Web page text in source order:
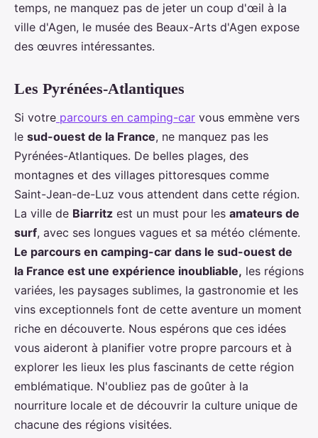
temps, ne manquez pas de jeter un coup d'œil à la
ville d'Agen, le musée des Beaux-Arts d'Agen expose
des œuvres intéressantes.
Les Pyrénées-Atlantiques
Si votre parcours en camping-car vous emmène vers
le sud-ouest de la France, ne manquez pas les
Pyrénées-Atlantiques. De belles plages, des
montagnes et des villages pittoresques comme
Saint-Jean-de-Luz vous attendent dans cette région.
La ville de Biarritz est un must pour les amateurs de
surf, avec ses longues vagues et sa météo clémente.
Le parcours en camping-car dans le sud-ouest de
la France est une expérience inoubliable, les régions
variées, les paysages sublimes, la gastronomie et les
vins exceptionnels font de cette aventure un moment
riche en découverte. Nous espérons que ces idées
vous aideront à planifier votre propre parcours et à
explorer les lieux les plus fascinants de cette région
emblématique. N'oubliez pas de goûter à la
nourriture locale et de découvrir la culture unique de
chacune des régions visitées.